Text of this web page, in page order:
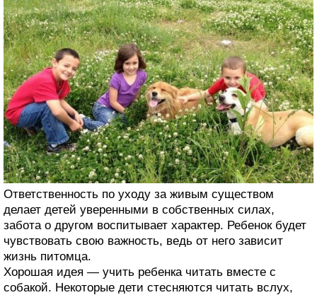
Ответственность по уходу за живым существом
делает детей уверенными в собственных силах,
забота о другом воспитывает характер. Ребенок будет
чувствовать свою важность, ведь от него зависит
жизнь питомца.
Хорошая идея — учить ребенка читать вместе с
собакой. Некоторые дети стесняются читать вслух,